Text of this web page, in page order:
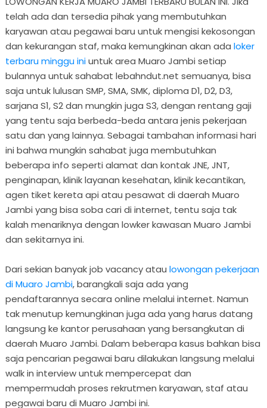
telah ada dan tersedia pihak yang membutuhkan
karyawan atau pegawai baru untuk mengisi kekosongan
dan kekurangan staf, maka kemungkinan akan ada loker
terbaru minggu iniuntuk area Muaro Jambi setiap
bulannya untuk sahabat lebahndut.net semuanya, bisa
saja untuk lulusan SMP, SMA, SMK, diploma D1, D2, D3,
sarjana S1, S2 dan mungkin juga S3, dengan rentang gaji
yang tentu saja berbeda-beda antara jenis pekerjaan
satu dan yang lainnya. Sebagai tambahan informasi hari
ini bahwa mungkin sahabat juga membutuhkan
beberapa info seperti alamat dan kontak JNE, JNT,
penginapan, klinik layanan kesehatan, klinik kecantikan,
agen tiket kereta api atau pesawat di daerah Muaro
Jambi yang bisa soba cari di internet, tentu saja tak
kalah menariknya dengan lowker kawasan Muaro Jambi
dan sekitarnya ini.
Dari sekian banyak job vacancy atau lowongan pekerjaan
di Muaro Jambi, barangkali saja ada yang
pendaftarannya secara online melalui internet. Namun
tak menutup kemungkinan juga ada yang harus datang
langsung ke kantor perusahaan yang bersangkutan di
daerah Muaro Jambi. Dalam beberapa kasus bahkan bisa
saja pencarian pegawai baru dilakukan langsung melalui
walk in interview untuk mempercepat dan
mempermudah proses rekrutmen karyawan, staf atau
pegawai baru di Muaro Jambi ini.